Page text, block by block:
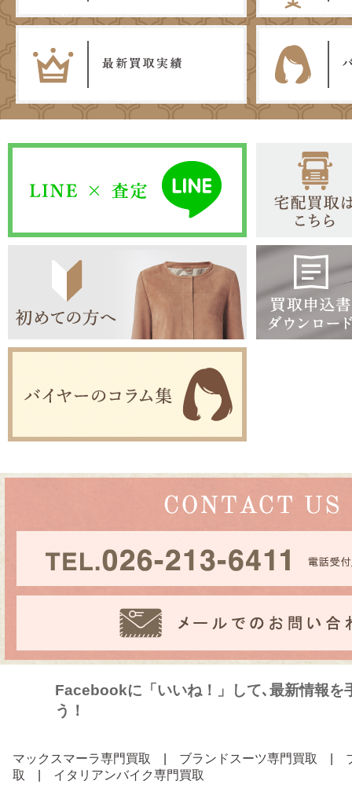
Facebookに「いいね！」して､最新情報を
う！
マックスマーラ専門買取 ブランドスーツ専門買取
取
イタリアンバイク専門買取